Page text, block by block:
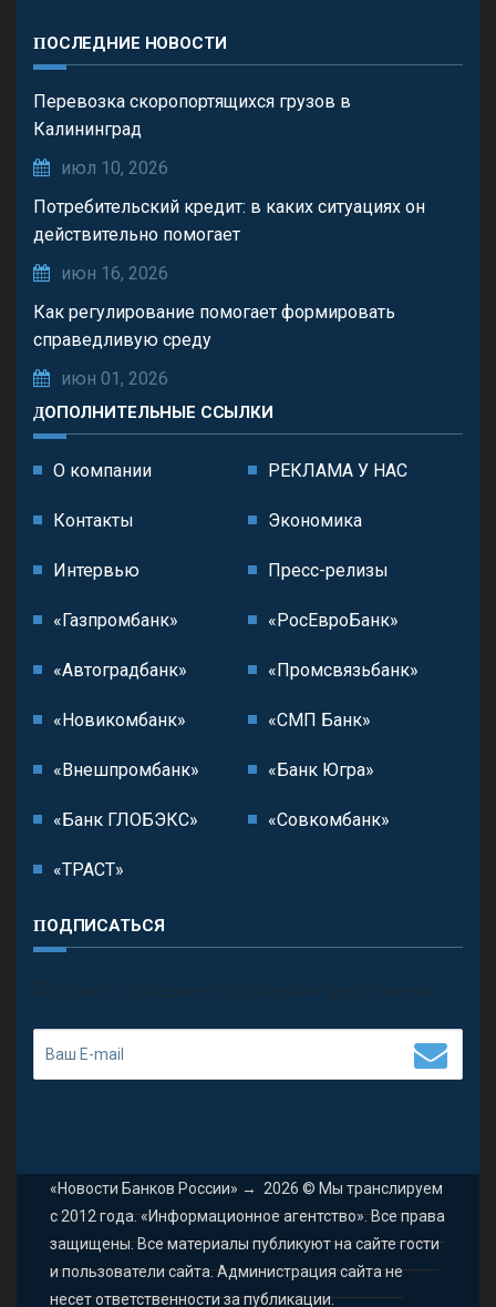
ПОСЛЕДНИЕ НОВОСТИ
Перевозка скоропортящихся грузов в
Калининград
июл 10, 2026
Потребительский кредит: в каких ситуациях он
действительно помогает
июн 16, 2026
Как регулирование помогает формировать
справедливую среду
июн 01, 2026
ДОПОЛНИТЕЛЬНЫЕ ССЫЛКИ
О компании РЕКЛАМА У НАС
Контакты Экономика
Интервью Пресс-релизы
«Газпромбанк» «РосЕвроБанк»
«Автоградбанк» «Промсвязьбанк»
«Новикомбанк» «СМП Банк»
«Внешпромбанк» «Банк Югра»
«Банк ГЛОБЭКС» «Совкомбанк»
«ТРАСТ»
ПОДПИСАТЬСЯ
П олучить последние обновления и предложения.
«Новости Банков России» → 2026 © Мы транслируем
с 2012 года. «Информационное агентство». Все права
защищены. Все материалы публикуют на сайте гости
и пользователи сайта. Администрация сайта не
несет ответственности за публикации.